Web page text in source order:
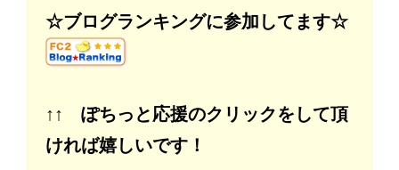
☆ブログランキングに参加してます☆
↑↑ ぽちっと応援のクリックをして頂
ければ嬉しいです！